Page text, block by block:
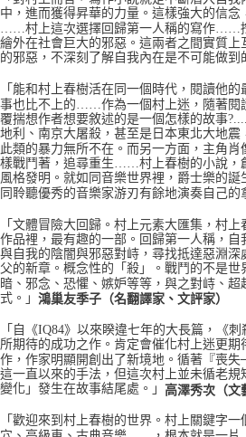
中，進而獲得昇華的力量。這樣強大的信念
……村上這次選擇回歸第一人稱的寫作……
繪外在社會巨大的邪惡。這兩者之間實質
的邪惡，不深刻了解自我內在是不可能做到
「能和村上春樹活在同一個時代，閱讀他
事也比不上的……作為一個村上迷，隨著閱
覆揣想作者想要敘述的是一個怎樣的故事
地利、南京大屠殺，甚至是日本東北大地震
此類的暴力無所不在。而另一方面，主角肖
樣戰鬥著，追尋重生……村上春樹的小說，
風格發明。就如同音樂世界裡，爵士樂的誕
同聆聽優秀的音樂家游刃有餘地演奏自己的
「文體冒險大回歸。村上元素大匯集，村上
作品裡，最有趣的一部。 回歸第一人稱，自
與自我的陰闇與邪惡對峙，尋找抵達惡淵深
父的新章。概念性的「殺」。戰鬥的不是
暗、邪念、恐懼、嫉妒等等，與之對峙、
式。」 鴻巢友季子（名翻譯家、文評家）
「自《IQ84》以來睽違七年的大長篇，《
所期待的成功之作。肯定會催化村上迷更
作，作家明顯開創出了新境地。 循著『喪失
這一直以來的手法，但這次村上並未循老規
變化」發生在故事結尾處。」 高澤秀次（文
「歡迎來到村上春樹的世界。村上關鍵字